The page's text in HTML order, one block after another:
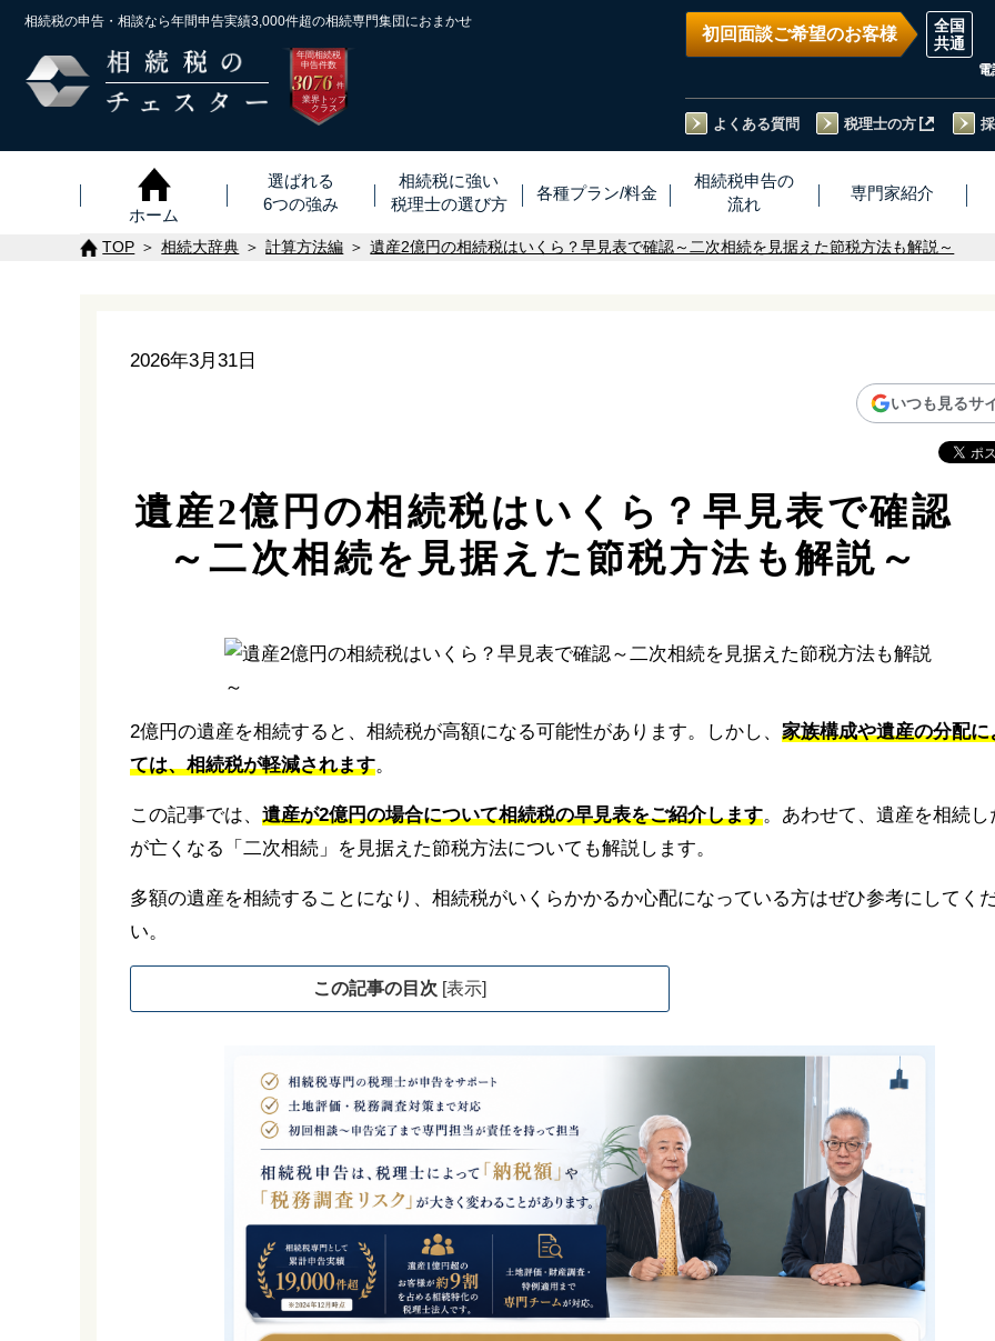
相続税の申告・相談なら年間申告実績3,000件超の相続専門集団におまかせ
年間相続税
申告件数
3076 ※
件
業界トップ
クラス
初回面談ご希望のお客様
よくある質問 税理士の方
ホーム
選ばれる
6つの強み
相続税に強い
税理士の選び方
各種プラン/料金
相続税申告の
流れ
専門家紹介
TOP 相続大辞典 計算方法編 遺産2億円の相続税はいくら？早見表で確認～二次相続を見据えた節税方法も解説～
2026年3月31日
いつも見るサ
遺産2億円の相続税はいくら？早見表で確認
～二次相続を見据えた節税方法も解説～
2億円の遺産を相続すると、相続税が高額になる可能性があります。しかし、 家族構成や遺産の分配に
ては、相続税が軽減されます。
この記事では、 遺産が2億円の場合について相続税の早見表をご紹介します。あわせて、遺産を相続し
が亡くなる「二次相続」を見据えた節税方法についても解説します。
多額の遺産を相続することになり、相続税がいくらかかるか心配になっている方はぜひ参考にしてく
い。
この記事の目次 [表示]